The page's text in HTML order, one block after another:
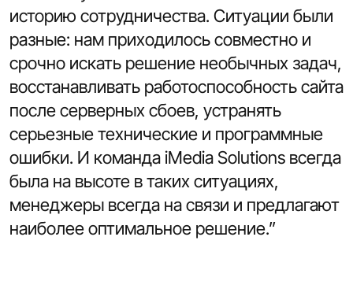
историю сотрудничества. Ситуации были
разные: нам приходилось совместно и
срочно искать решение необычных задач,
восстанавливать работоспособность сайта
после серверных сбоев, устранять
серьезные технические и программные
ошибки. И команда iMedia Solutions всегда
была на высоте в таких ситуациях,
менеджеры всегда на связи и предлагают
наиболее оптимальное решение.”